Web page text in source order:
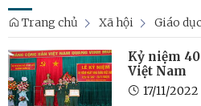
Trang chủ Xã hội Giáo dục
Kỷ niệm
Việt Nam
17/11/2022